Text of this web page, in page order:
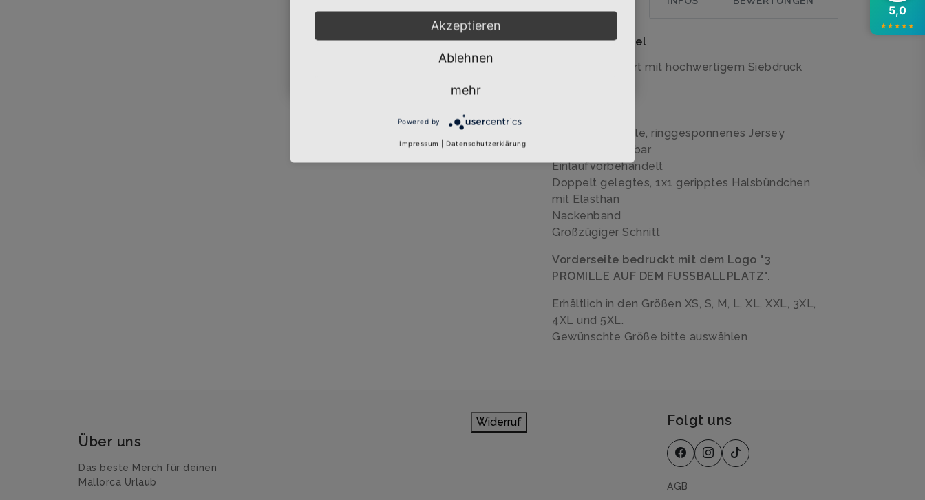
Über den Artikel
Qualitäts-T-Shirt mit hochwertigem Siebdruck
100% Baumwolle, ringgesponnenes Jersey
40 Grad waschbar
Einlaufvorbehandelt
Doppelt gelegtes, 1x1 geripptes Halsbündchen
mit Elasthan
Nackenband
Großzügiger Schnitt
Vorderseite bedruckt mit dem Logo "3
PROMILLE AUF DEM FUSSBALLPLATZ".
Erhältlich in den Größen XS, S, M, L, XL, XXL, 3XL,
4XL und 5XL.
Gewünschte Größe bitte auswählen
Über uns
Das beste Merch für deinen
Mallorca Urlaub
Widerruf Folgt uns
AGB
Abonnieren
5,0
★★★★★
Akzeptieren
Ablehnen
mehr
Powered by
Impressum Datenschutzerklärung